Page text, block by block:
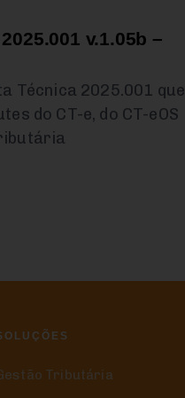
v.1.05b –
Técnica 2025.001 que
do CT-e, do CT-eOS
Tributária